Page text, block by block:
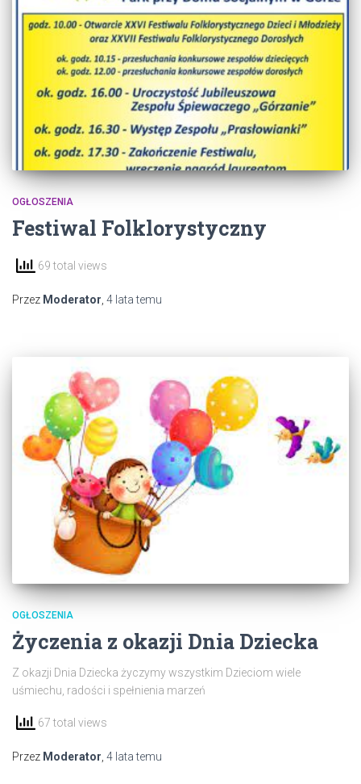
OGŁOSZENIA
Festiwal Folklorystyczny
69 total views
Przez Moderator 4 latatemu
OGŁOSZENIA
Życzenia z okazji Dnia Dziecka
Z okazji Dnia Dziecka życzymy wszystkim Dzieciom wiele
uśmiechu, radości i spełnienia marzeń
67 total views
Przez Moderator, 4 latatemu